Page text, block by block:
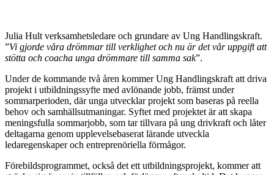
Julia Hult verksamhetsledare och grundare av Ung Handlingskraft.
”Vi gjorde våra drömmar till verklighet och nu är det vår uppgift att
stötta och coacha unga drömmare till samma sak”.
Under de kommande två åren kommer Ung Handlingskraft att driva
projekt i utbildningssyfte med avlönande jobb, främst under
sommarperioden, där unga utvecklar projekt som baseras på reella
behov och samhällsutmaningar. Syftet med projektet är att skapa
meningsfulla sommarjobb, som tar tillvara på ung drivkraft och låter
deltagarna genom upplevelsebaserat lärande utveckla
ledaregenskaper och entreprenöriella förmågor.
Förebildsprogrammet, också det ett utbildningsprojekt, kommer att